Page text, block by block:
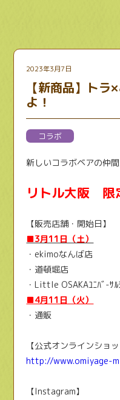
2023年3月7日
【新商品】トラ
よ！
コラボ
新しいコラボベアの仲
リトル大阪 限
【販売店舗・開始日】
■3月11日（土）
・ekimoなんば店
・道頓堀店
・Little OSAKAﾕﾆﾊﾞ-ｻﾙ
■4月11日（火）
・通販
【公式オンラインショッ
http://www.omiyage-
【Instagram】